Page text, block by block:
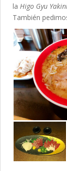
la Higo Gyu
También